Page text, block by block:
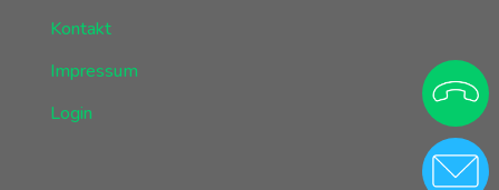
Kontakt
Impressum
Login